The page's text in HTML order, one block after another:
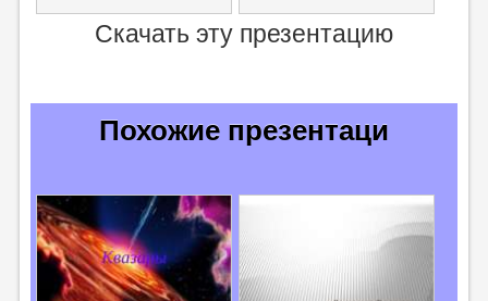
Скачать эту презентацию
Похожие презентаци